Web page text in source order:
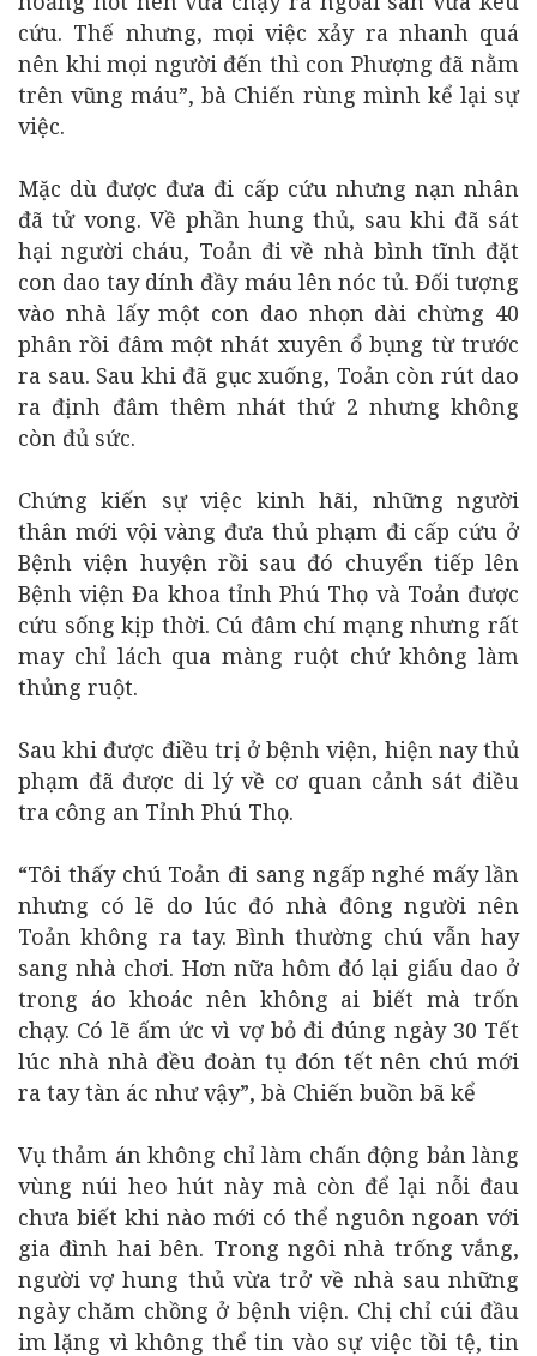
cứu. Thế nhưng, mọi việc xảy ra nhanh quá
nên khi mọi người đến thì con Phượng đã nằm
trên vũng máu”, bà Chiến rùng mình kể lại sự
việc.
Mặc dù được đưa đi cấp cứu nhưng nạn nhân
đã tử vong. Về phần hung thủ, sau khi đã sát
hại người cháu, Toản đi về nhà bình tĩnh đặt
con dao tay dính đầy máu lên nóc tủ. Đối tượng
vào nhà lấy một con dao nhọn dài chừng 40
phân rồi đâm một nhát xuyên ổ bụng từ trước
ra sau. Sau khi đã gục xuống, Toản còn rút dao
ra định đâm thêm nhát thứ 2 nhưng không
còn đủ sức.
Chứng kiến sự việc kinh hãi, những người
thân mới vội vàng đưa thủ phạm đi cấp cứu ở
Bệnh viện huyện rồi sau đó chuyển tiếp lên
Bệnh viện Đa khoa tỉnh Phú Thọ và Toản được
cứu sống kịp thời. Cú đâm chí mạng nhưng rất
may chỉ lách qua màng ruột chứ không làm
thủng ruột.
Sau khi được điều trị ở bệnh viện, hiện nay thủ
phạm đã được di lý về cơ quan cảnh sát điều
tra công an Tỉnh Phú Thọ.
“Tôi thấy chú Toản đi sang ngấp nghé mấy lần
nhưng có lẽ do lúc đó nhà đông người nên
Toản không ra tay. Bình thường chú vẫn hay
sang nhà chơi. Hơn nữa hôm đó lại giấu dao ở
trong áo khoác nên không ai biết mà trốn
chạy. Có lẽ ấm ức vì vợ bỏ đi đúng ngày 30 Tết
lúc nhà nhà đều đoàn tụ đón tết nên chú mới
ra tay tàn ác như vậy”, bà Chiến buồn bã kể
Vụ thảm án không chỉ làm chấn động bản làng
vùng núi heo hút này mà còn để lại nỗi đau
chưa biết khi nào mới có thể nguôn ngoan với
gia đình hai bên. Trong ngôi nhà trống vắng,
người vợ hung thủ vừa trở về nhà sau những
ngày chăm chồng ở bệnh viện. Chị chỉ cúi đầu
im lặng vì không thể tin vào sự việc tồi tệ, tin